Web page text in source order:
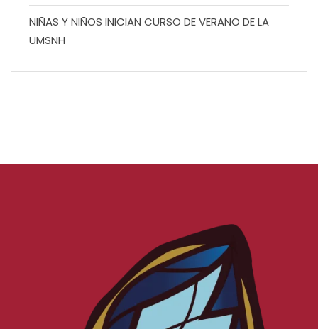
NIÑAS Y NIÑOS INICIAN CURSO DE VERANO DE LA
UMSNH